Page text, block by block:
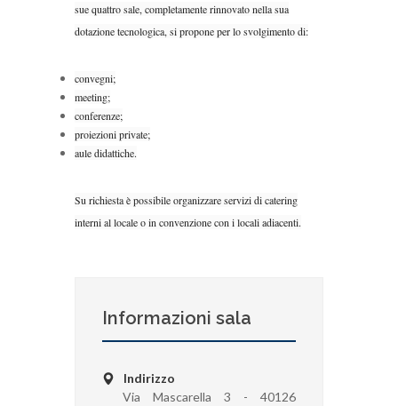
sue quattro sale, completamente rinnovato nella sua
dotazione tecnologica, si propone per lo svolgimento di:
convegni;
meeting;
conferenze;
proiezioni private;
aule didattiche.
Su richiesta è possibile organizzare servizi di catering
interni al locale o in convenzione con i locali adiacenti.
Informazioni sala
Indirizzo
Via Mascarella 3 - 40126